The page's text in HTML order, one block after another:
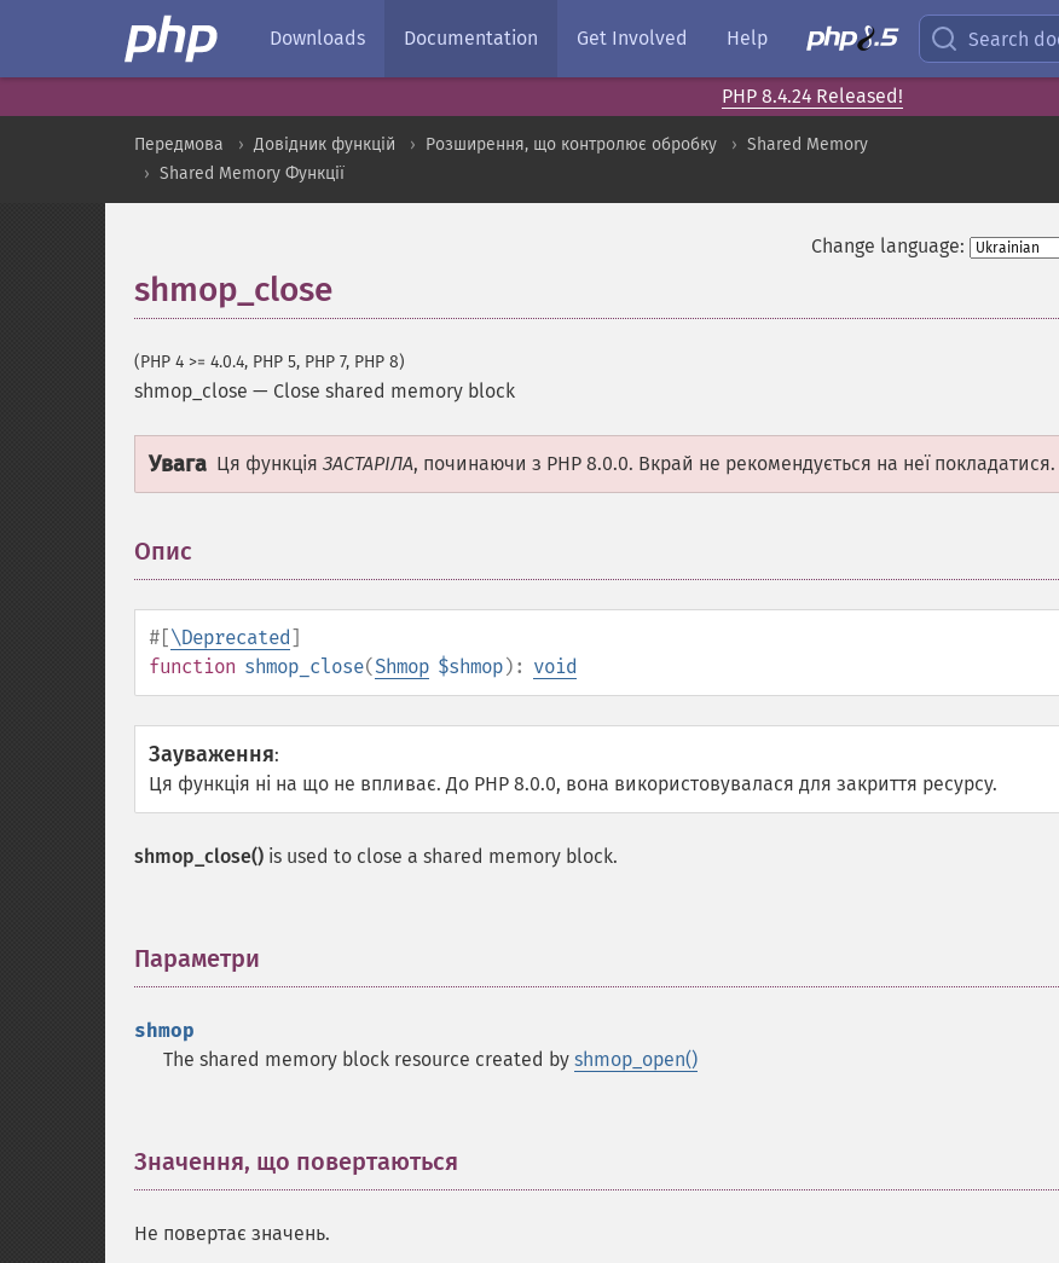
Downloads Documentation Get Involved Help Search
PHP 8.4.24 Released!
Передмова Довідник функцій Розширення, що контролює обробку
Shared Memory
Shared Memory Функції
Change language:
shmop_close
(PHP 4 >= 4.0.4, PHP 5, PHP 7, PHP 8)
shmop_close — Close shared memory block
Увага Ця функція ЗАСТАРІЛА, починаючи з PHP 8.0.0. Вкрай не рекомендується на неї покладатися.
Опис
#[\Deprecated]
function shmop_close(Shmop $shmop): void
Зауваження:
Ця функція ні на що не впливає. До PHP 8.0.0, вона використовувалася для закриття ресурсу.
shmop_close() is used to close a shared memory block.
Параметри
shmop
The shared memory block resource created by shmop_open()
Значення, що повертаються
Не повертає значень.